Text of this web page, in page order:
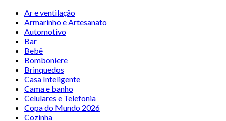
Ar e ventilação
Armarinho e Artesanato
Automotivo
Bar
Bebê
Bomboniere
Brinquedos
Casa Inteligente
Cama e banho
Celulares e Telefonia
Copa do Mundo 2026
Cozinha